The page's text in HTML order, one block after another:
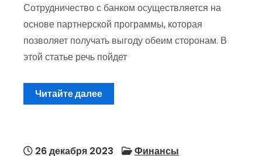
Сотрудничество с банком осуществляется на
основе партнерской программы, которая
позволяет получать выгоду обеим сторонам. В
этой статье речь пойдет
Читайте далее
26 декабря 2023 Финансы